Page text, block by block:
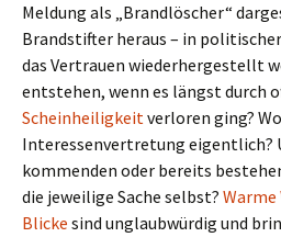
Meldung als „Brandlöscher“
Brandstifter heraus – in
das Vertrauen wiederhergestellt
entstehen, wenn es längst durch
Scheinheiligkeitverloren ging?
Interessenvertretung eigentlich?
kommenden oder bereits
die jeweilige Sache selbst?
Blicke sind unglaubwürdig und